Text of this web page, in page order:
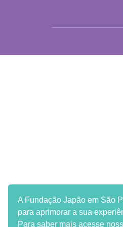
A Fundação Japão em São
para aprimorar a sua
Para saber mais acesse